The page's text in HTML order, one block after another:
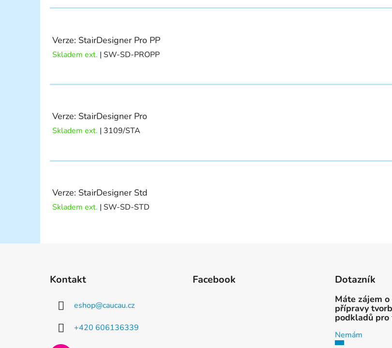
Verze: StairDesigner Pro PP
Skladem ext. | SW-SD-PROPP
Verze: StairDesigner Pro
Skladem ext. | 3109/STA
Verze: StairDesigner Std
Skladem ext. | SW-SD-STD
Kontakt
eshop@caucau.cz
+420 606136339
Facebook Dotazník
Máte zájem
přípravy
podkladů pro
Nemám